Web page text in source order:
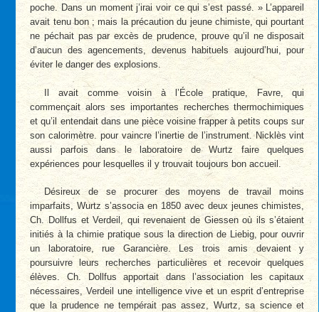
poche. Dans un moment j’irai voir ce qui s’est passé. » L’appareil
avait tenu bon ; mais la précaution du jeune chimiste, qui pourtant
ne péchait pas par excès de prudence, prouve qu’il ne disposait
d’aucun des agencements, devenus habituels aujourd’hui, pour
éviter le danger des explosions.
Il avait comme voisin à l’École pratique, Favre, qui
commençait alors ses importantes recherches thermochimiques
et qu’il entendait dans une pièce voisine frapper à petits coups sur
son calorimètre. pour vaincre l’inertie de l’instrument. Nicklès vint
aussi parfois dans le laboratoire de Wurtz faire quelques
expériences pour lesquelles il y trouvait toujours bon accueil.
Désireux de se procurer des moyens de travail moins
imparfaits, Wurtz s’associa en 1850 avec deux jeunes chimistes,
Ch. Dollfus et Verdeil, qui revenaient de Giessen où ils s’étaient
initiés à la chimie pratique sous la direction de Liebig, pour ouvrir
un laboratoire, rue Garancière. Les trois amis devaient y
poursuivre leurs recherches particulières et recevoir quelques
élèves. Ch. Dollfus apportait dans l’association les capitaux
nécessaires, Verdeil une intelligence vive et un esprit d’entreprise
que la prudence ne tempérait pas assez, Wurtz, sa science et